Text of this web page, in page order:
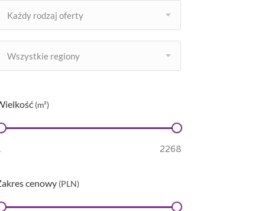
Każdy rodzaj oferty
Wszystkie regiony
(m²)
cenowy (PLN)